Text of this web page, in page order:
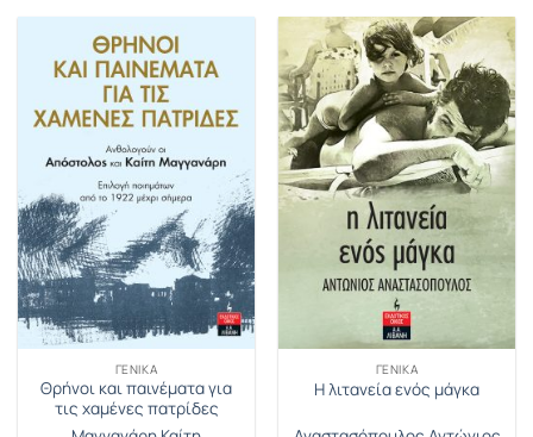
13.41€.
ΓΕΝΙΚΆ
Θρήνοι και παινέματα για
τις χαμένες πατρίδες
ΓΕΝΙΚΆ
Η λιτανεία ενός μάγκα